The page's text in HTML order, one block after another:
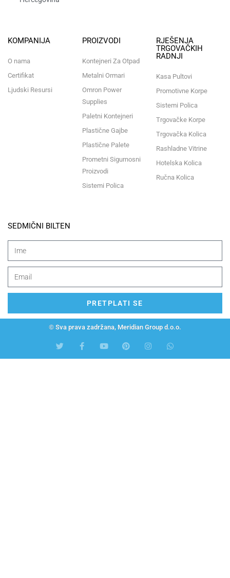
KOMPANIJA
O nama
Certifikat
Ljudski Resursi
PROIZVODI
Kontejneri Za Otpad
Metalni Ormari
Omron Power
Supplies
Paletni Kontejneri
Plastične Gajbe
Plastične Palete
Prometni Sigurnosni
Proizvodi
Sistemi Polica
RJEŠENJA
TRGOVAČKIH
RADNJI
Kasa Pultovi
Promotivne Korpe
Sistemi Polica
Trgovačke Korpe
Trgovačka Kolica
Rashladne Vitrine
Hotelska Kolica
Ručna Kolica
SEDMIČNI BILTEN
PRETPLATI SE
© Sva prava zadržana, Meridian Group d.o.o.